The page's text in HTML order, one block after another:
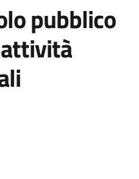
pubblico